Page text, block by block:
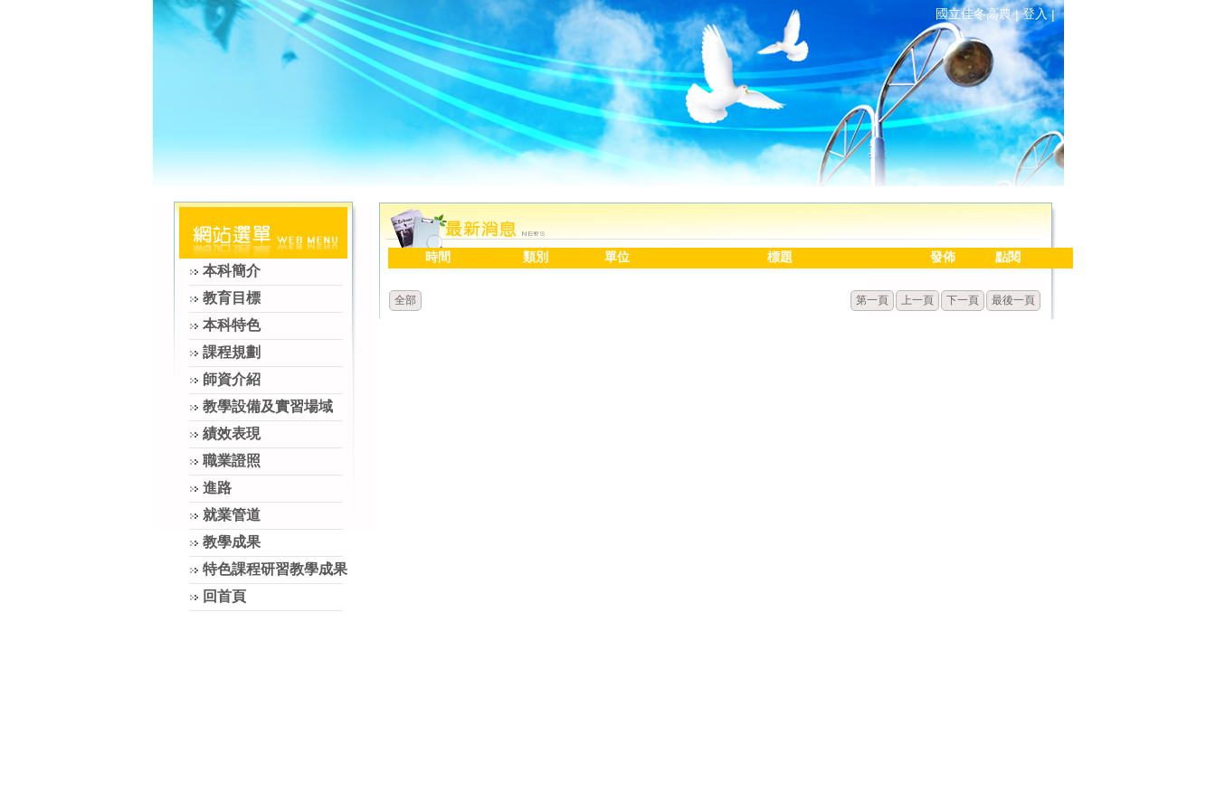
國立佳冬高農|登入|
本科簡介
教育目標
本科特色
課程規劃
師資介紹
教學設備及實習場域
績效表現
職業證照
進路
就業管道
教學成果
特色課程研習教學成果
回首頁
時間 類別 單位 標題 發佈 點閱
全部 第一頁 上一頁 下一頁 最後一頁